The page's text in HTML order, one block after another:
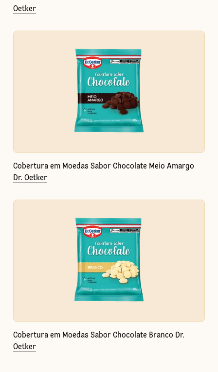
Oetker
Cobertura em Moedas Sabor Chocolate Meio Amargo
Dr. Oetker
Cobertura em Moedas Sabor Chocolate Branco Dr.
Oetker